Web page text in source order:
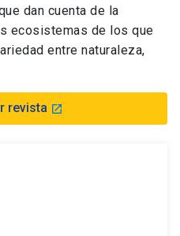
dan cuenta de la
ecosistemas de los que
entre naturaleza,
revista launch